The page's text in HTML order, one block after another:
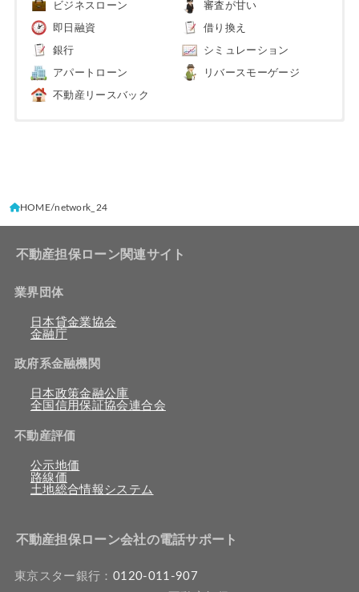
ビジネスローン 審査が甘い
即日融資 借り換え
銀行 シミュレーション
アパートローン リバースモーゲージ
不動産リースバック
HOME network_24
不動産担保ローン関連サイト
業界団体
日本貸金業協会
金融庁
政府系金融機関
日本政策金融公庫
全国信用保証協会連合会
不動産評価
公示地価
路線価
土地総合情報システム
不動産担保ローン会社の電話サポート
東京スター銀行： 0120-011-907